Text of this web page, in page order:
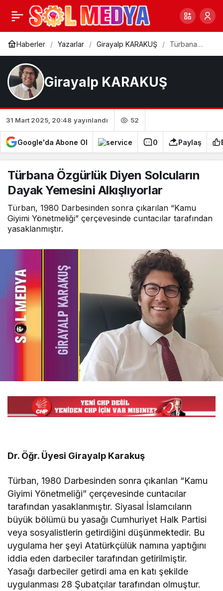
Haberler Yazarlar Girayalp KARAKUŞ
Türbana
Girayalp KARAKUŞ
31 Mart 2025, 20:48 yayınlandı 52
Google'da Abone Ol 0 Paylaş
Türbana Özgürlük Diyen Solcuların
Dayak Yemesini Alkışlıyorlar
Türban, 1980 Darbesinden sonra çıkarılan “Kamu
Giyimi Yönetmeliği” çerçevesinde cuntacılar tarafından
yasaklanmıştır.
Dr. Öğr. Üyesi Girayalp Karakuş
Türban, 1980 Darbesinden sonra çıkarılan “Kamu
Giyimi Yönetmeliği” çerçevesinde cuntacılar
tarafından yasaklanmıştır. Siyasal İslamcıların
büyük bölümü bu yasağı Cumhuriyet Halk Partisi
veya sosyalistlerin getirdiğini düşünmektedir. Bu
uygulama her şeyi Atatürkçülük namına yaptığını
iddia eden darbeciler tarafından getirilmiştir.
Yasağı darbeciler getirdi ama en katı şekilde
uygulanması 28 Şubatçılar tarafından olmuştur.
Bayram Havasında Bir
Miting
6 Paylaş